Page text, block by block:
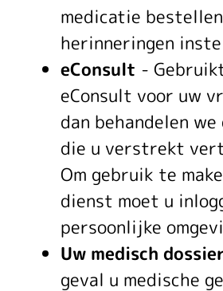
medicatie
herinneringen
eConsult -
eConsult voor uw
dan behandelen we
die u verstrekt
Om gebruik te
dienst moet u
persoonlijke
Uw medisch
geval u medische